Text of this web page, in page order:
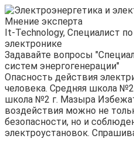
Мнение эксперта
It-Technology, Cпециалист
электронике
Задавайте вопросы
систем энергогенерации"
Опасность действия
человека. Средняя школа
школа №2 г. Мазыра
воздействия можно не
безопасности, но и
электроустановок.